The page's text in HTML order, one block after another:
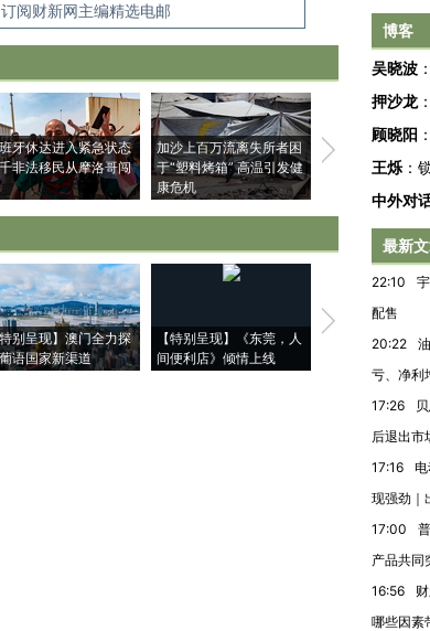
登转载。
订阅财新网主编精选电邮
牙休达进入紧急状态
非法移民从摩洛哥闯
加沙上百万流离失所者困
于“塑料烤箱” 高温引发健
康危机
视线｜HYROX的
术：是什么让中
别呈现】澳门全力探
语国家新渠道
【特别呈现】《东莞，人
间便利店》倾情上线
【推广】走进第
会，让数智科技
博客
吴晓波 ：
押沙龙 ：
顾晓阳 ：
王烁 ：
中外对
最新
22:10
配售
20:22
亏、净利
17:26
后退出市
17:16
现强劲｜
17:00
产品共同
16:56
哪些因素